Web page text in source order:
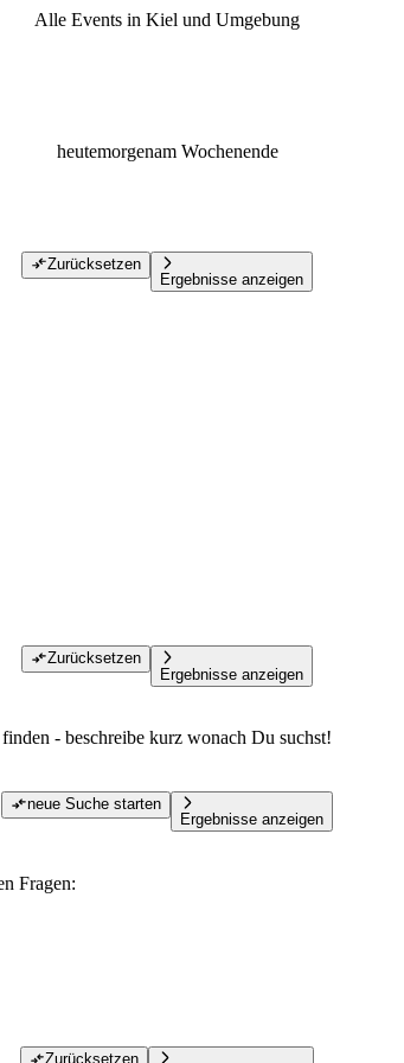
Alle Events in Kiel und Umgebung
heutemorgenam Wochenende
Zurücksetzen
Ergebnisse anzeigen
Zurücksetzen
Ergebnisse anzeigen
- beschreibe kurz wonach Du suchst!
neue Suche starten
Ergebnisse anzeigen
Fragen:
Zurücksetzen